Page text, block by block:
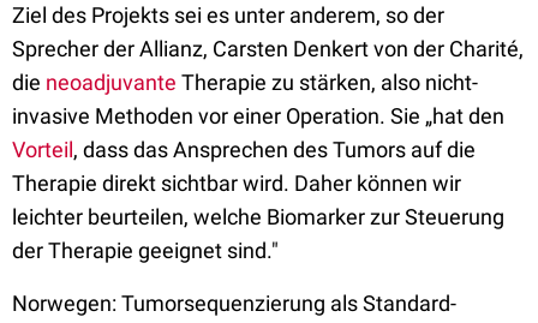
Ziel des Projekts sei es unter anderem, so der
Sprecher der Allianz, Carsten Denkert von der Charité,
die neoadjuvante Therapie zu stärken, also nicht-
invasive Methoden vor einer Operation. Sie „hat den
Vorteil, dass das Ansprechen des Tumors auf die
Therapie direkt sichtbar wird. Daher können wir
leichter beurteilen, welche Biomarker zur Steuerung
der Therapie geeignet sind."
Norwegen: Tumorsequenzierung als Standard-